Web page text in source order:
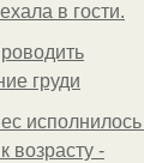
в гости.
груди
исполнилось
возрасту -